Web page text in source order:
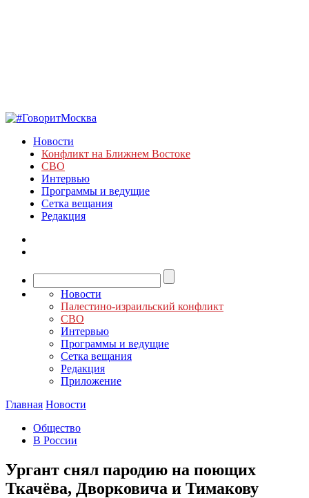
Новости
Конфликт на Ближнем Востоке
СВО
Интервью
Программы и ведущие
Сетка вещания
Редакция
Новости
Палестино-израильский конфликт
СВО
Интервью
Программы и ведущие
Сетка вещания
Редакция
Приложение
Главная Новости
Общество
В России
Ургант снял пародию на поющих
Ткачёва, Дворковича и Тимакову